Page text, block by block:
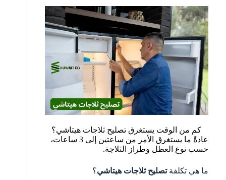
كم من الوقت يستغرق تصليح ثلاجات هيتاشي؟
عادةً ما يستغرق الأمر من ساعتين إلى 3 ساعات،
حسب نوع العطل وطراز الثلاجة.
ما هي تكلفةتصليح ثلاجات هيتاشي؟